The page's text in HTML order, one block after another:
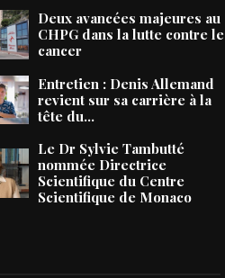
Deux avancées majeures au
CHPG dans la lutte contre le
cancer
Entretien : Denis Allemand
revient sur sa carrière à la
tête du...
Le Dr Sylvie Tambutté
nommée Directrice
Scientifique du Centre
Scientifique de Monaco